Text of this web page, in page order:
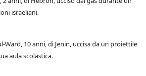
israeliani.
Ward, 10 anni, di Jenin, uccisa da un proiettile
aula scolastica.